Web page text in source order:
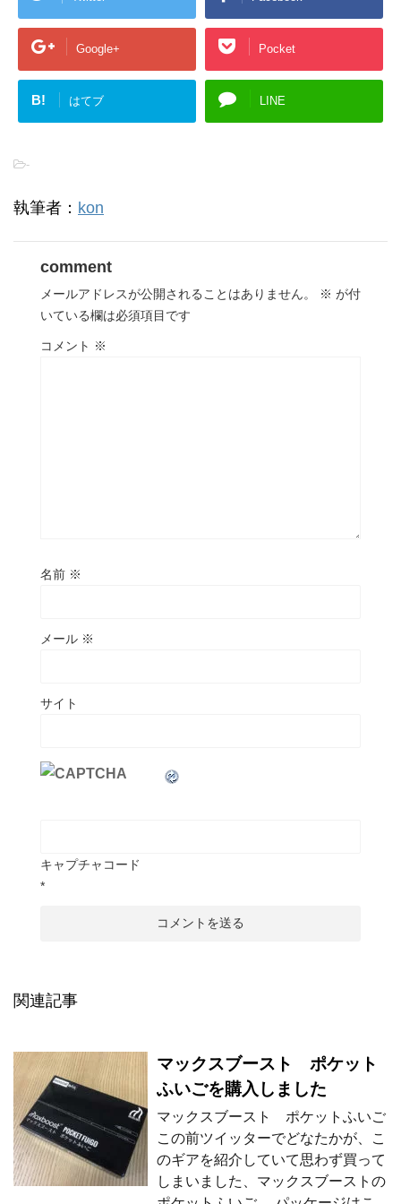
Google+ Pocket
B! はてブ LINE
-
執筆者： kon
comment
メールアドレスが公開されることはありません。 ※ が付
いている欄は必須項目です
コメント ※
名前 ※
メール ※
サイト
キャプチャコード
*
関連記事
マックスブースト ポケット
ふいごを購入しました
マックスブースト ポケットふいご
この前ツイッターでどなたかが、こ
のギアを紹介していて思わず買って
しまいました、マックスブーストの